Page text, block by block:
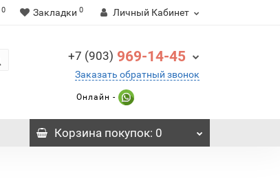
0 Закладки 0 Личный Кабинет
+7 (903) 969-14-45
Заказать обратный звонок
Онлайн -
Корзинапокупок: 0